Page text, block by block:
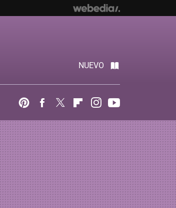
NUEVO
PinterestFacebook
Twitter FlipboardInstagram